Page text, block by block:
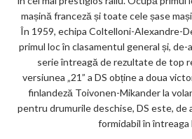
mașină franceză și toate cele șase
În 1959, echipa Coltelloni-Alexandre-
primul loc în clasamentul general și, de-
serie întreagă de rezultate de top
versiunea „21” a DS obține a doua
finlandeză Toivonen-Mikander la
pentru drumurile deschise, DS este, de
formidabil în întreaga